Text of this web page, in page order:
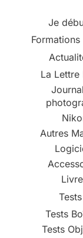
Je
Formations
La Lettre
Autres
Tests
Tests
Tests